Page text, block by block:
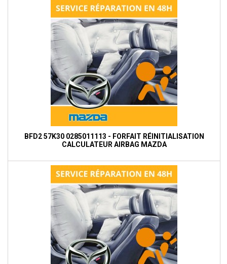
BFD2 57K30 0285011113 - FORFAIT RÉINITIALISATION
CALCULATEUR AIRBAG MAZDA